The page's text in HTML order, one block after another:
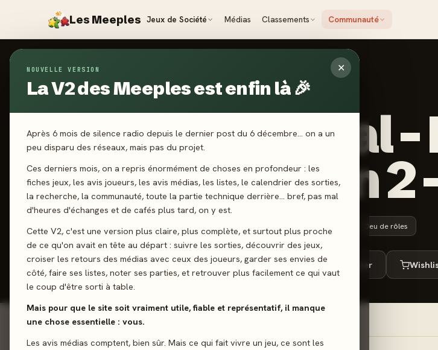
Les Meeples Jeux de Société Médias Classements Communauté
✕
NOUVELLE VERSION
La V2 des Meeples est enfin là 🎉
Après 6 mois de silence radio depuis le dernier post du 6 décembre… on a un
peu disparu des réseaux, mais pas du projet.
Ces derniers mois, on a repris énormément de choses en profondeur : les
fiches jeux, les avis joueurs, les avis médias, les listes, le calendrier des sorties,
la recherche, la communauté, toute la partie technique derrière… bref, pas mal
d'heures d'échanges et de cafés plus tard, on y est.
Cette V2, c'est une version plus claire, plus complète, et surtout plus proche
de ce qu'on avait en tête au départ : suivre les sorties, découvrir des jeux,
croiser les retours des médias avec ceux des joueurs, garder ses envies de
côté, faire ses listes, noter ses parties, et retrouver plus facilement ce qui vaut
le coup d'être sorti à table.
Mais pour que le site soit vraiment utile, fiable et représentatif, il manque
une chose essentielle : vous.
Les avis médias comptent, bien sûr. Mais ce qui fait vivre un jeu, ce sont les
Jeux / Critical - Fondation : Saison 2 - Extension
Critical -
Saison 2
2-5 joueurs 14 ans+ Jeu de rôles
J'ai joué Envie de jouer
01Le jeu